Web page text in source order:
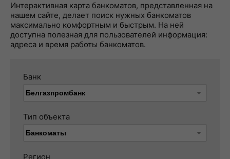
Интерактивная карта банкоматов, представленная на
нашем сайте, делает поиск нужных банкоматов
максимально комфортным и быстрым. На ней
доступна полезная для пользователей информация:
адреса и время работы банкоматов.
Банк
Тип объекта
Регион